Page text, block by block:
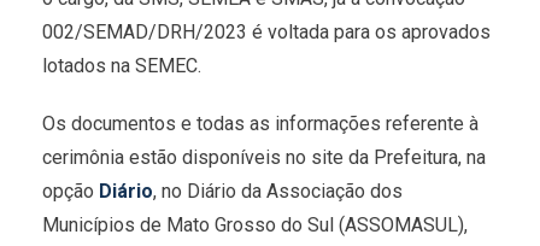
002/SEMAD/DRH/2023 é voltada para os aprovados
lotados na SEMEC.
Os documentos e todas as informações referente à
cerimônia estão disponíveis no site da Prefeitura, na
opção Diário, no Diário da Associação dos
Municípios de Mato Grosso do Sul (ASSOMASUL),